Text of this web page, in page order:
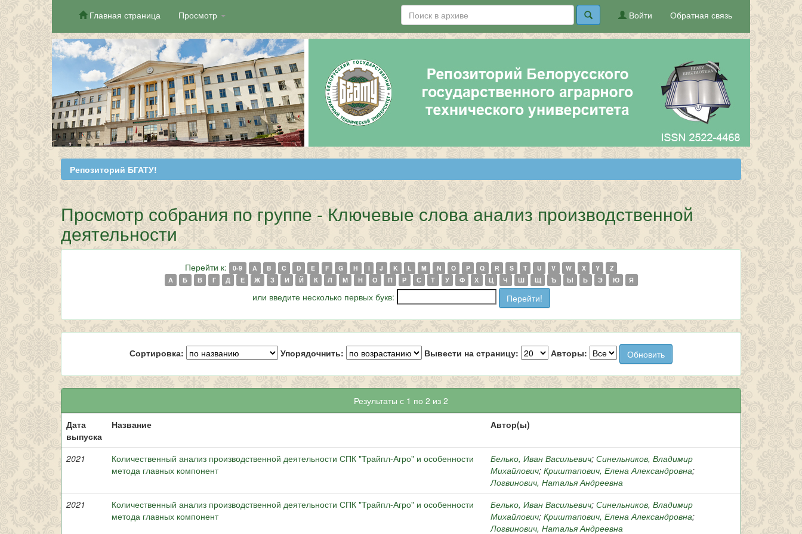
Skip
navigation
Главная страница Просмотр Обратная связь
Войти
Репозиторий БГАТУ!
Просмотр собрания по группе - Ключевые слова анализ производственной
деятельности
Перейти к: 0-9 A B C D E F G H I J K L M N O P Q R S T U V W X Y
Z
А
Б В Г Д Е Ж З И Й К Л М Н О П Р С Т У Ф Х Ц Ч Ш Щ Ъ Ы Ь Э Ю Я
или введите несколько первых букв:
Сортировка: Упорядочнить: Вывести на страницу: Авторы:
Результаты с 1 по 2 из 2
Дата
выпуска
Название Автор(ы)
2021
Количественный анализ производственной деятельности СПК "Трайпл-Агро" и особенности
метода главных компонент
Белько, Иван Васильевич; Синельников, Владимир
Михайлович; Криштапович, Елена Александровна;
Логвинович, Наталья Андреевна
2021
Количественный анализ производственной деятельности СПК "Трайпл-Агро" и особенности
метода главных компонент
Белько, Иван Васильевич; Синельников, Владимир
Михайлович; Криштапович, Елена Александровна;
Логвинович, Наталья Андреевна